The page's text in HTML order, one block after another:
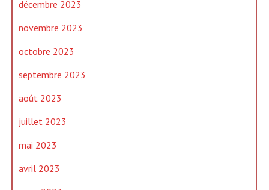
décembre 2023
novembre 2023
octobre 2023
septembre 2023
août 2023
juillet 2023
mai 2023
avril 2023